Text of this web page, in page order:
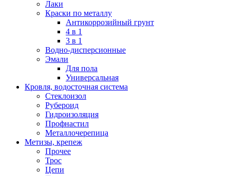
Лаки
Краски по металлу
Антикоррозийный грунт
4 в 1
3 в 1
Водно-дисперсионные
Эмали
Для пола
Универсальная
Кровля, водосточная система
Стеклоизол
Рубероид
Гидроизоляция
Профнастил
Металлочерепица
Метизы, крепеж
Прочее
Трос
Цепи